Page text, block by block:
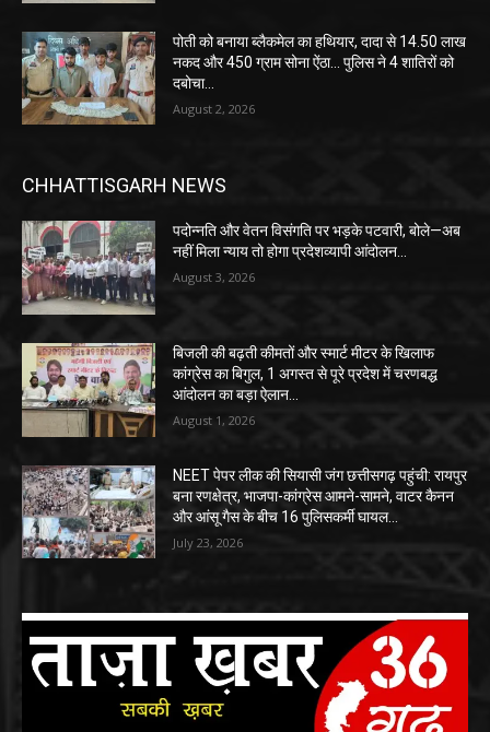
पोती को बनाया ब्लैकमेल का हथियार, दादा से 14.50 लाख
नकद और 450 ग्राम सोना ऐंठा… पुलिस ने 4 शातिरों को
दबोचा…
August 2, 2026
CHHATTISGARH NEWS
पदोन्नति और वेतन विसंगति पर भड़के पटवारी, बोले—अब
नहीं मिला न्याय तो होगा प्रदेशव्यापी आंदोलन…
August 3, 2026
बिजली की बढ़ती कीमतों और स्मार्ट मीटर के खिलाफ
कांग्रेस का बिगुल, 1 अगस्त से पूरे प्रदेश में चरणबद्ध
आंदोलन का बड़ा ऐलान…
August 1, 2026
NEET पेपर लीक की सियासी जंग छत्तीसगढ़ पहुंची: रायपुर
बना रणक्षेत्र, भाजपा-कांग्रेस आमने-सामने, वाटर कैनन
और आंसू गैस के बीच 16 पुलिसकर्मी घायल…
July 23, 2026